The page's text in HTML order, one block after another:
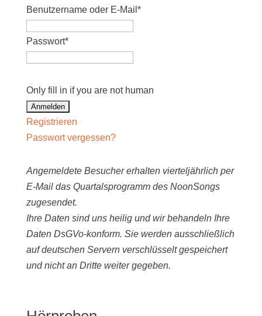
Benutzername oder E-Mail *
Passwort*
Only fill in if you are not human
Registrieren
Passwort vergessen?
Angemeldete Besucher erhalten vierteljährlich per
E-Mail das Quartalsprogramm des NoonSongs
zugesendet.
Ihre Daten sind uns heilig und wir behandeln Ihre
Daten DsGVo-konform. Sie werden ausschließlich
auf deutschen Servern verschlüsselt gespeichert
und nicht an Dritte weiter gegeben.